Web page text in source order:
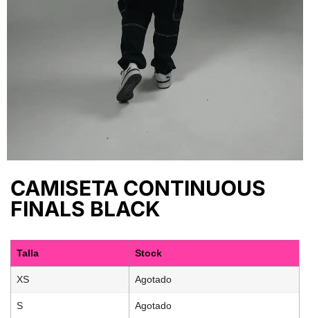
CAMISETA CONTINUOUS
FINALS BLACK
Talla Stock
XS Agotado
S Agotado